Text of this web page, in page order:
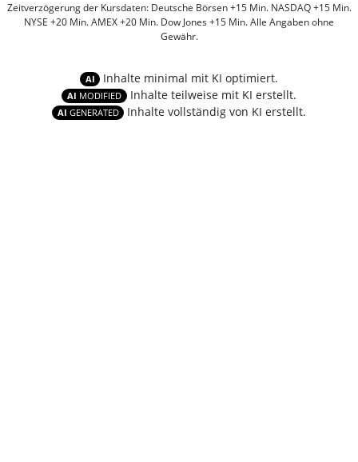
Zeitverzögerung der Kursdaten: Deutsche Börsen +15 Min. NASDAQ +15 Min.
NYSE +20 Min. AMEX +20 Min. Dow Jones +15 Min. Alle Angaben ohne
Gewähr.
AI Inhalte minimal mit KI optimiert.
AI MODIFIED Inhalte teilweise mit KI erstellt.
AI GENERATED Inhalte vollständig von KI erstellt.